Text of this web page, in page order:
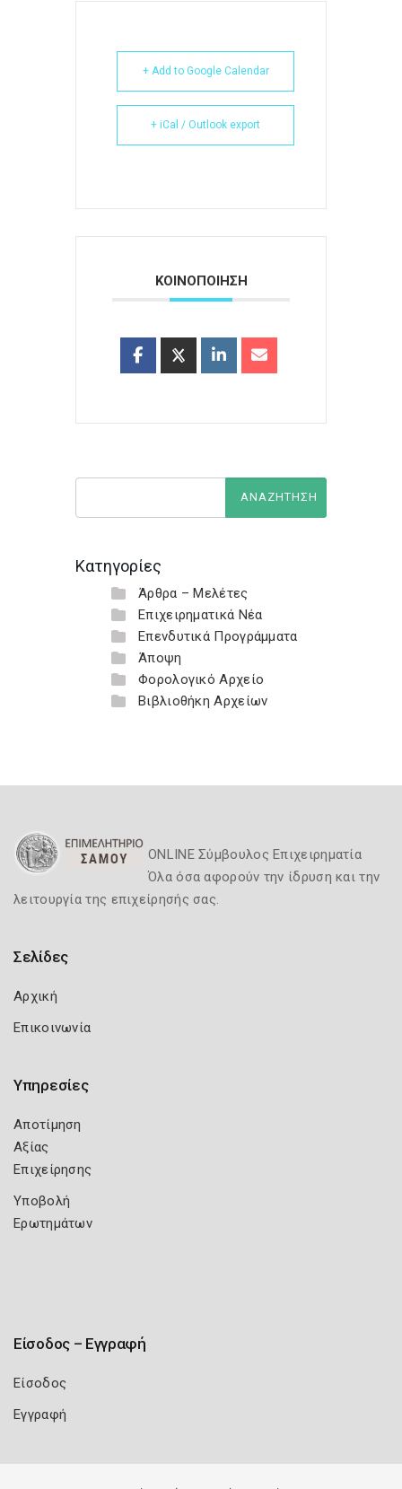
+ Add to Google Calendar
+ iCal / Outlook export
ΚΟΙΝΟΠΟΙΗΣΗ
Κατηγορίες
Άρθρα – Μελέτες
Επιχειρηματικά Νέα
Επενδυτικά Προγράμματα
Άποψη
Φορολογικό Αρχείο
Βιβλιοθήκη Αρχείων
ONLINE Σύμβουλος Επιχειρηματία
Όλα όσα αφορούν την ίδρυση και την
λειτουργία της επιχείρησής σας.
Σελίδες
Αρχική
Επικοινωνία
Υπηρεσίες
Αποτίμηση
Αξίας
Επιχείρησης
Υποβολή
Ερωτημάτων
Είσοδος – Εγγραφή
Είσοδος
Εγγραφή